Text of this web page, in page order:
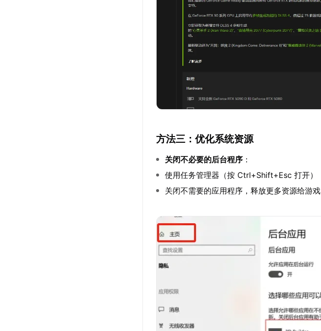
方法三：优化系统资源
关闭不必要的后台程序 ：
使用任务管理器（按 Ctrl+Shift+Esc 打开）
关闭不需要的应用程序，释放更多资源给游戏